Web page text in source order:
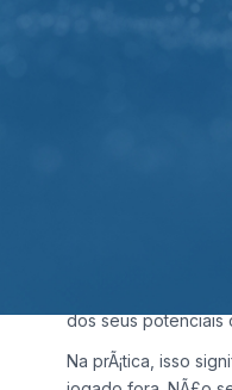
IA em
dos seus potenciais
Na prÃ¡tica, isso